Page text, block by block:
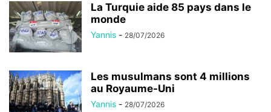
La Turquie aide 85 pays dans le
monde
Yannis - 28/07/2026
Les musulmans sont 4 millions
au Royaume-Uni
Yannis - 28/07/2026